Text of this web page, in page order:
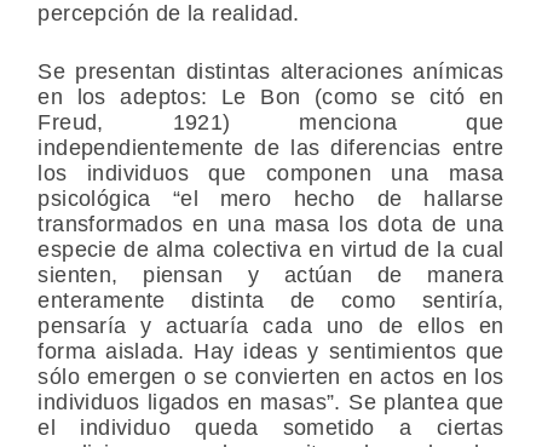
percepción de la realidad.
Se presentan distintas alteraciones anímicas
en los adeptos: Le Bon (como se citó en
Freud, 1921) menciona que
independientemente de las diferencias entre
los individuos que componen una masa
psicológica “el mero hecho de hallarse
transformados en una masa los dota de una
especie de alma colectiva en virtud de la cual
sienten, piensan y actúan de manera
enteramente distinta de como sentiría,
pensaría y actuaría cada uno de ellos en
forma aislada. Hay ideas y sentimientos que
sólo emergen o se convierten en actos en los
individuos ligados en masas”. Se plantea que
el individuo queda sometido a ciertas